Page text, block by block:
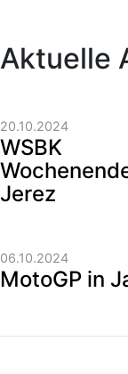
Aktuelle
20.10.2024
WSBK
Jerez
06.10.2024
MotoGP in